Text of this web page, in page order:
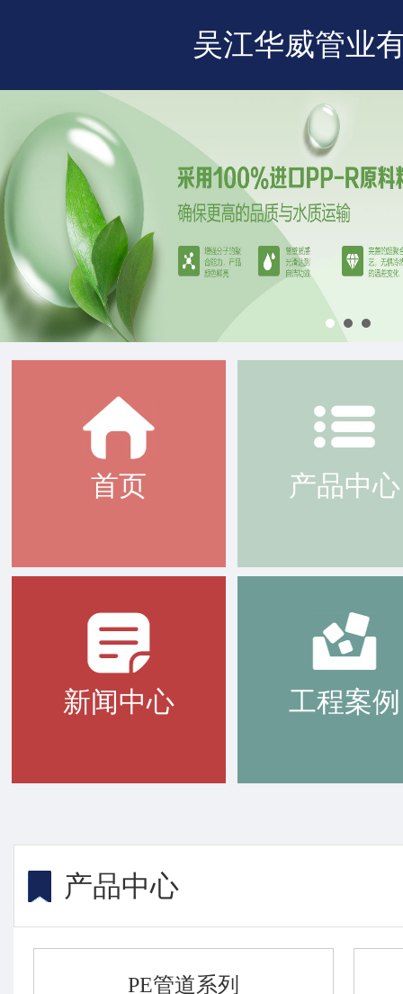
吴江华威管业
首页 产品中心
新闻中心 工程案例
产品中心
PE管道系列